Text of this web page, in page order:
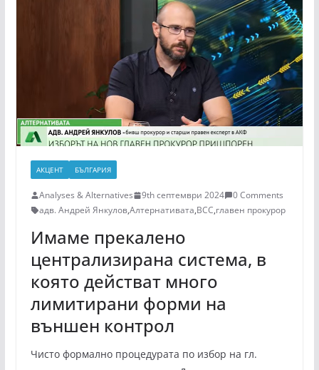
АКЦЕНТ БЪЛГАРИЯ
Analyses & Alternatives 9th септември 2024
0 Comments
адв. Андрей Янкулов,Алтернативата,ВСС,главен прокурор
Имаме прекалено
централизирана система, в
която действат много
лимитирани форми на
външен контрол
Чисто формално процедурата по избор на гл.